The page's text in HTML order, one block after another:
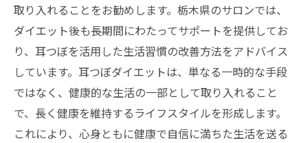
取り入れることをお勧めします。栃木県のサロンでは、
ダイエット後も長期間にわたってサポートを提供してお
り、耳つぼを活用した生活習慣の改善方法をアドバイス
しています。耳つぼダイエットは、単なる一時的な手段
ではなく、健康的な生活の一部として取り入れること
で、長く健康を維持するライフスタイルを形成します。
これにより、心身ともに健康で自信に満ちた生活を送る